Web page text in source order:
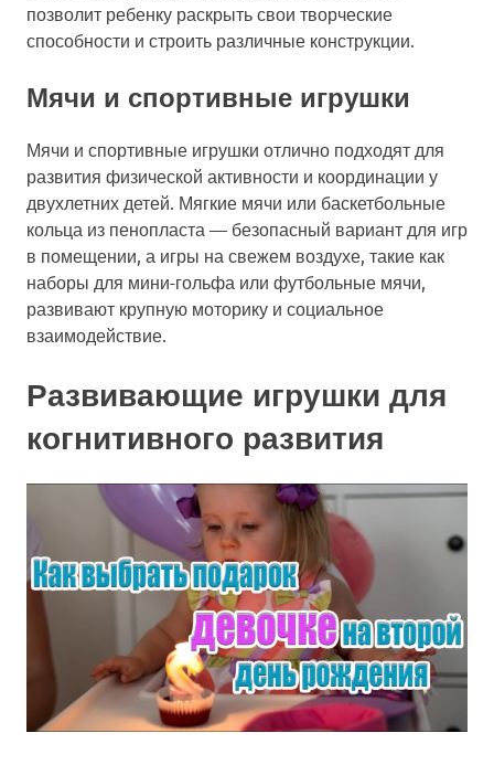
позволит ребенку раскрыть свои творческие
способности и строить различные конструкции.
Мячи и спортивные игрушки
Мячи и спортивные игрушки отлично подходят для
развития физической активности и координации у
двухлетних детей. Мягкие мячи или баскетбольные
кольца из пенопласта — безопасный вариант для игр
в помещении, а игры на свежем воздухе, такие как
наборы для мини-гольфа или футбольные мячи,
развивают крупную моторику и социальное
взаимодействие.
Развивающие игрушки для
когнитивного развития